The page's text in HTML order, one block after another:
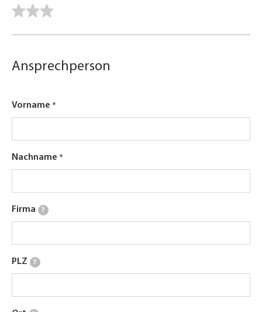
Ansprechperson
Vorname
Nachname
Firma ?
PLZ ?